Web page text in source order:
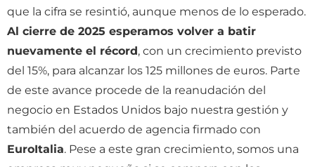
que la cifra se resintió, aunque menos de lo esperado.
Al cierre de 2025 esperamos volver a batir
nuevamente el récord, con un crecimiento previsto
del 15%, para alcanzar los 125 millones de euros. Parte
de este avance procede de la reanudación del
negocio en Estados Unidos bajo nuestra gestión y
también del acuerdo de agencia firmado con
EuroItalia. Pese a este gran crecimiento, somos una